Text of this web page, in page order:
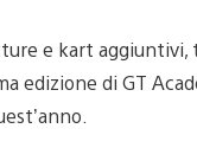
e kart aggiuntivi,
edizione di GT